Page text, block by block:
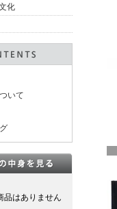
化
いて
品はありません